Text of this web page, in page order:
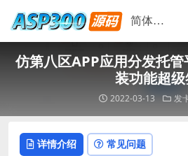
仿第八区APP应用分发托
装功能超
2022-03-13 发
详情介绍 常见问题